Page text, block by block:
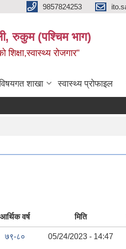
9857824253
रुकुम (पश्चिम भाग)
रोजगार”
शाखा स्वास्थ्य प्रोफाइल
आर्थिक वर्ष मिति
७९-८० 05/24/2023 - 14:47